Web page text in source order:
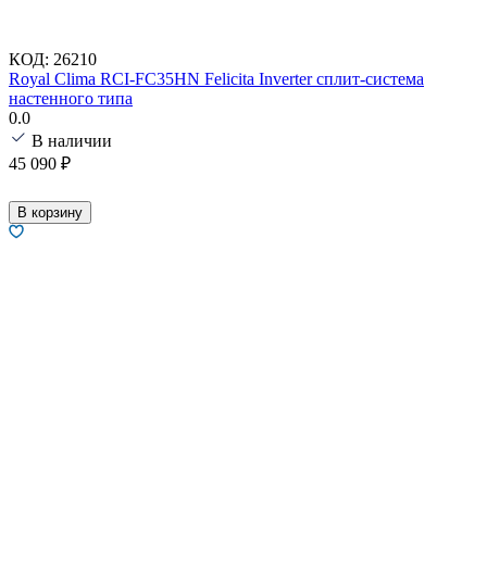
КОД: 26210
Royal Clima RCI-FC35HN Felicita Inverter сплит-система
настенного типа
0.0
В наличии
45 090 ₽
В корзину